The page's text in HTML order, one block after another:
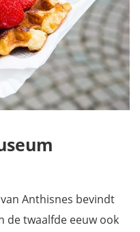
Anthisnes bevindt
de twaalfde eeuw ook